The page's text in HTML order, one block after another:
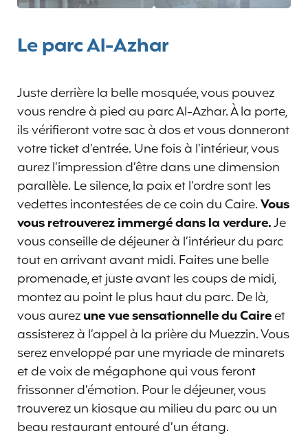
Le parc Al-Azhar
Juste derrière la belle mosquée, vous pouvez
vous rendre à pied au parc Al-Azhar. À la porte,
ils vérifieront votre sac à dos et vous donneront
votre ticket d’entrée. Une fois à l’intérieur, vous
aurez l’impression d’être dans une dimension
parallèle. Le silence, la paix et l’ordre sont les
vedettes incontestées de ce coin du Caire.Vous
vous retrouverez immergé dans la verdure.Je
vous conseille de déjeuner à l’intérieur du parc
tout en arrivant avant midi. Faites une belle
promenade, et juste avant les coups de midi,
montez au point le plus haut du parc. De là,
vous aurezune vue sensationnelle du Caireet
assisterez à l’appel à la prière du Muezzin. Vous
serez enveloppé par une myriade de minarets
et de voix de mégaphone qui vous feront
frissonner d’émotion. Pour le déjeuner, vous
trouverez un kiosque au milieu du parc ou un
beau restaurant entouré d’un étang.